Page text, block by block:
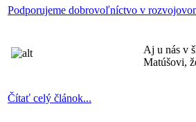
Podporujeme dobrovoľníctvo v
Aj u nás v
Matúšovi,
Čítať celý článok...